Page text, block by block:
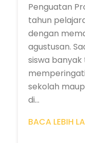
Penguatan
tahun
dengan
agustusan.
siswa
sekolah
di...
BACA LEBIH